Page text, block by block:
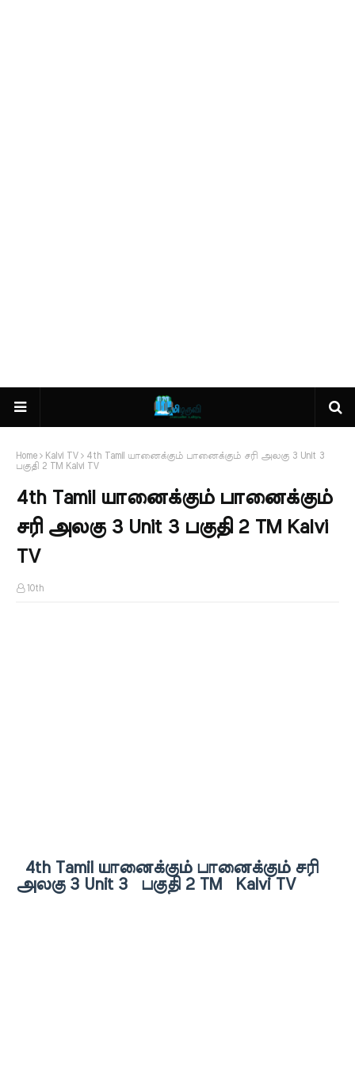
Home Kalvi TV
4th Tamil யானைக்கும் பானைக்கும் சரி அலகு 3 Unit 3
பகுதி 2 TM Kalvi TV
4th Tamil யானைக்கும் பானைக்கும்
சரி அலகு 3 Unit 3 பகுதி 2 TM Kalvi
TV
10th
4th Tamil யானைக்கும் பானைக்கும் சரி
அலகு 3 Unit 3 பகுதி 2 TM Kalvi TV